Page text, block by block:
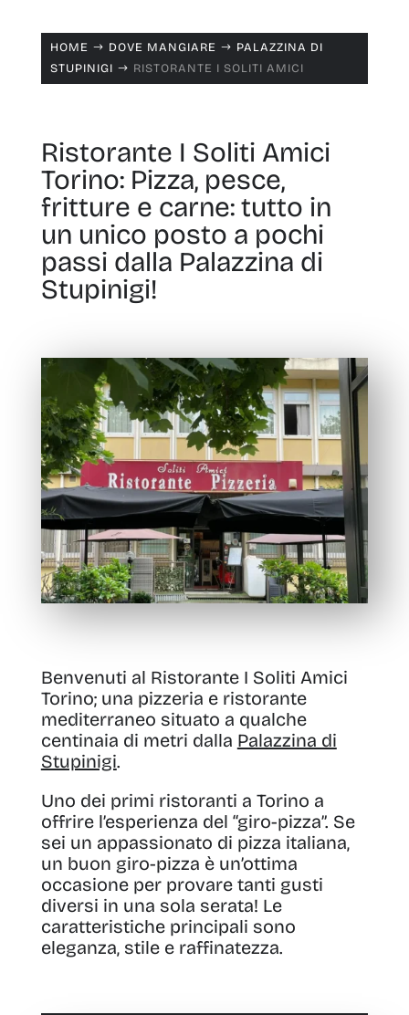
HOME $ DOVE MANGIARE $ PALAZZINA DI
STUPINIGI $ RISTORANTE I SOLITI AMICI
Ristorante I Soliti Amici
Torino: Pizza, pesce,
fritture e carne: tutto in
un unico posto a pochi
passi dalla Palazzina di
Stupinigi!
Benvenuti al Ristorante I Soliti Amici
Torino; una pizzeria e ristorante
mediterraneo situato a qualche
centinaia di metri dalla Palazzina di
Stupinigi.
Uno dei primi ristoranti a Torino a
offrire l’esperienza del “giro-pizza”. Se
sei un appassionato di pizza italiana,
un buon giro-pizza è un’ottima
occasione per provare tanti gusti
diversi in una sola serata! Le
caratteristiche principali sono
eleganza, stile e raffinatezza.